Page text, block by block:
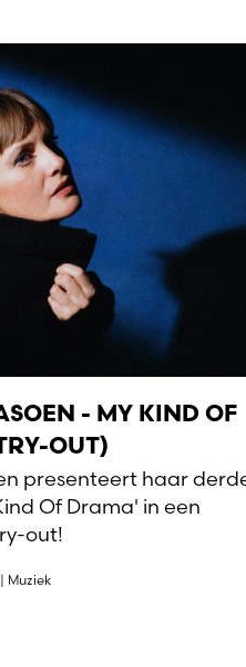
- MY KIND OF
OUT)
presenteert haar
Of Drama' in een
out!
| Muziek